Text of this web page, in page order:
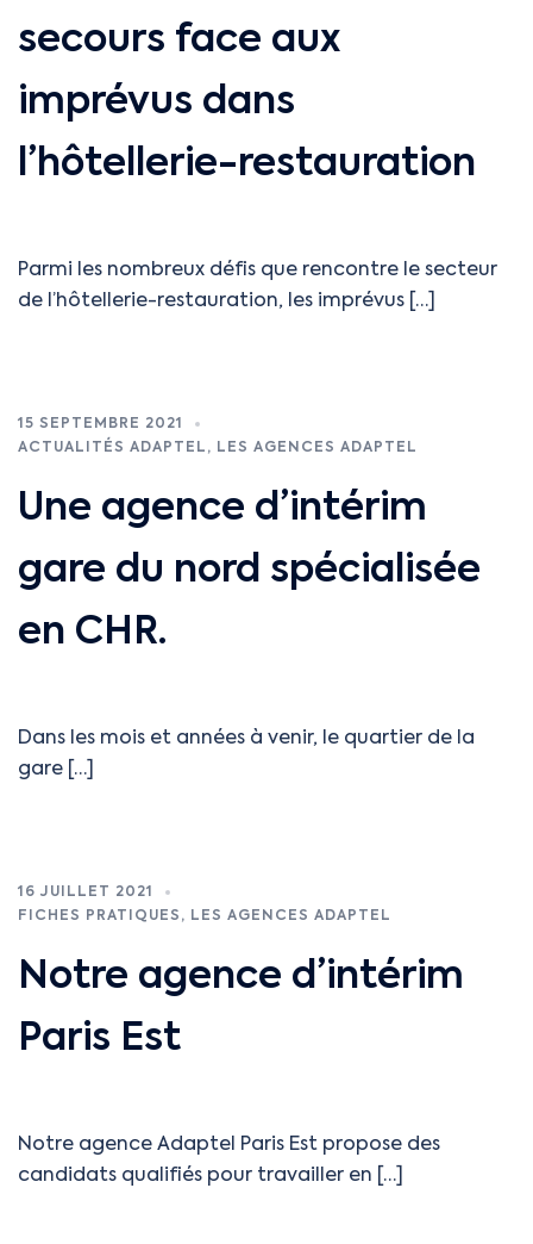
secours face aux
imprévus dans
l’hôtellerie-restauration
Parmi les nombreux défis que rencontre le secteur
de l’hôtellerie-restauration, les imprévus […]
15 SEPTEMBRE 2021
ACTUALITÉS ADAPTEL , LES AGENCES ADAPTEL
Une agence d’intérim
gare du nord spécialisée
en CHR.
Dans les mois et années à venir, le quartier de la
gare […]
16 JUILLET 2021
FICHES PRATIQUES , LES AGENCES ADAPTEL
Notre agence d’intérim
Paris Est
Notre agence Adaptel Paris Est propose des
candidats qualifiés pour travailler en […]